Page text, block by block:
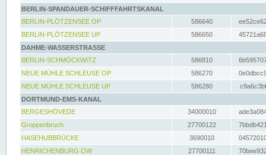
BERLIN-SPANDAUER-SCHIFFFAHRTSKANAL
BERLIN-PLÖTZENSEE OP
586640
BERLIN-PLÖTZENSEE UP
586650
DAHME-WASSERSTRASSE
BERLIN-SCHMÖCKWITZ
586810
NEUE MÜHLE SCHLEUSE OP
586270
NEUE MÜHLE SCHLEUSE UP
586280
DORTMUND-EMS-KANAL
BERGESHÖVEDE
34000010
Groppenbruch
27700122
HASEHUBBRÜCKE
3690010
HENRICHENBURG OW
27700111